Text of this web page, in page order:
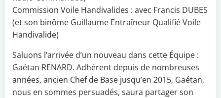
Commission Voile Handivalides : avec Francis DUBES
(et son binôme Guillaume Entraîneur Qualifié Voile
Handivalide)
Saluons l’arrivée d’un nouveau dans cette Équipe :
Gaétan RENARD. Adhérent depuis de nombreuses
années, ancien Chef de Base jusqu’en 2015, Gaétan,
nous en sommes persuadés, saura partager son